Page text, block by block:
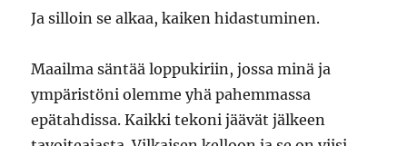
Ja silloin se alkaa, kaiken hidastuminen.
Maailma säntää loppukiriin, jossa minä ja
ympäristöni olemme yhä pahemmassa
epätahdissa. Kaikki tekoni jäävät jälkeen